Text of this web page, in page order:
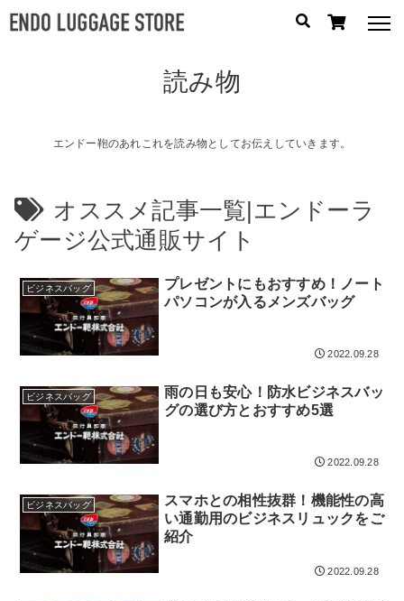
誕生日プレゼント
容量から探す
泊数から探す
価格
検索する
読み物
エンドー鞄のあれこれを読み物としてお伝えしていきます。
オススメ記事一覧|エンドーラ
ゲージ公式通販サイト
ビジネスバッグ
プレゼントにもおすすめ！ノート
パソコンが入るメンズバッグ
2022.09.28
ビジネスバッグ
雨の日も安心！防水ビジネスバッ
グの選び方とおすすめ5選
2022.09.28
ビジネスバッグ
スマホとの相性抜群！機能性の高
い通勤用のビジネスリュックをご
紹介
2022.09.28